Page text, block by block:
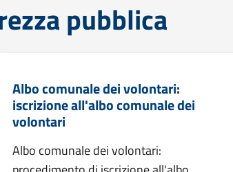
pubblica
Albo comunale dei volontari:
iscrizione all'albo comunale dei
volontari
Albo comunale dei volontari: